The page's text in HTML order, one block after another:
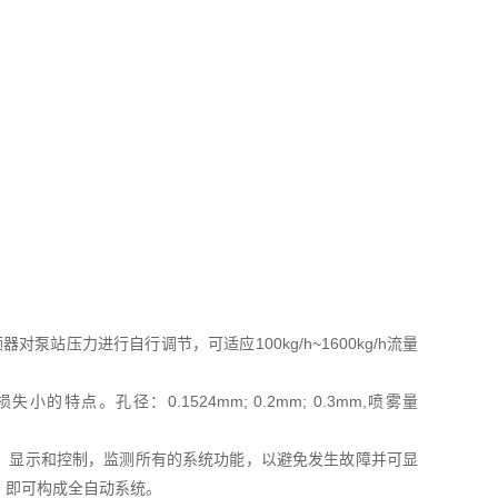
对泵站压力进行自行调节，可适应100kg/h~1600kg/h流量
小的特点。孔径：0.1524mm; 0.2mm; 0.3mm,喷雾量
示和控制，监测所有的系统功能，以避免发生故障并可显
可构成全自动系统。